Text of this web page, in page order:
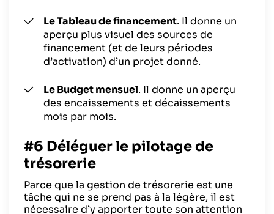
Le Tableau de financement. Il donne un
aperçu plus visuel des sources de
financement (et de leurs périodes
d’activation) d’un projet donné.
Le Budget mensuel. Il donne un aperçu
des encaissements et décaissements
mois par mois.
#6 Déléguer le pilotage de
trésorerie
Parce que la gestion de trésorerie est une
tâche qui ne se prend pas à la légère, il est
nécessaire d’y apporter toute son attention